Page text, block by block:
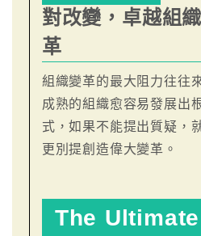
對改變，卓越組
革
組織變革的最大阻力往往
成熟的組織愈容易發展出
式，如果不能提出質疑，
更別提創造偉大變革。
The Ultimate